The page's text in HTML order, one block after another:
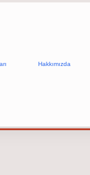
Hakkımızda